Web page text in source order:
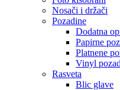
Nosači i držači
Pozadine
Dodatna
Papirne
Platnene
Vinyl
Rasveta
Blic glave